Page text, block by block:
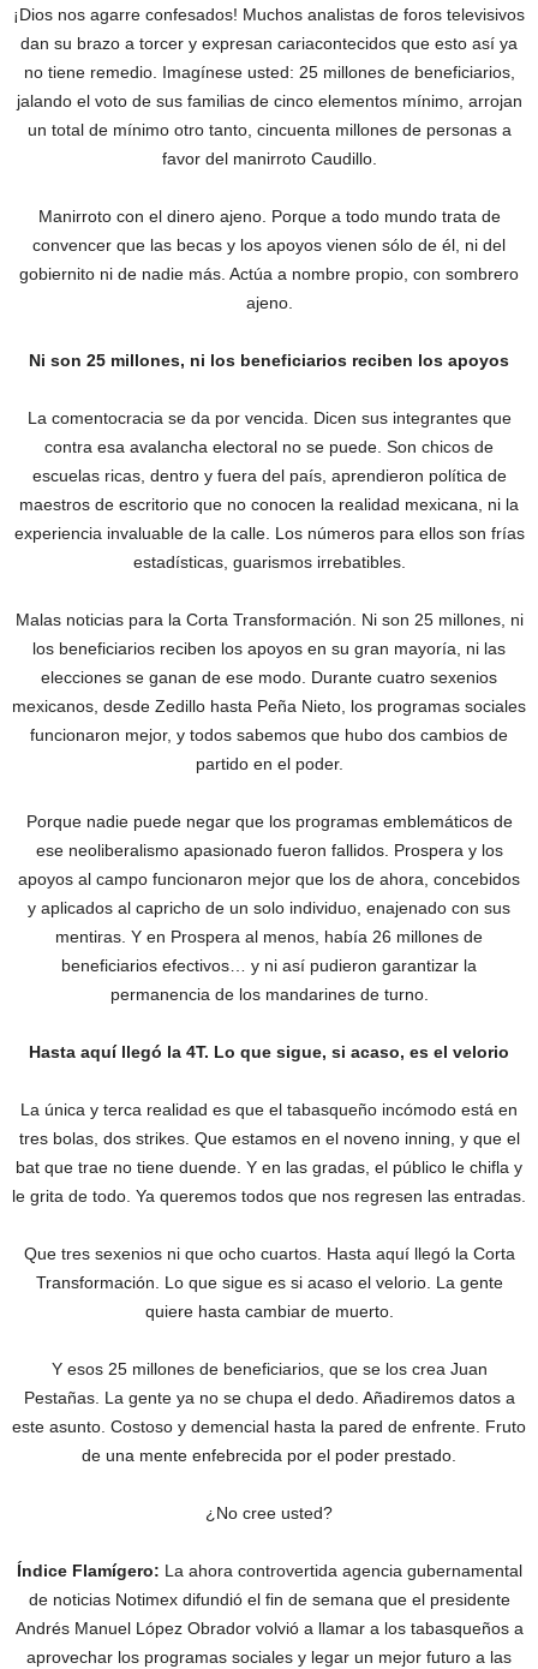
¡Dios nos agarre confesados!‎ Muchos analistas de foros televisivos
dan su brazo a torcer y expresan cariacontecidos que esto así ya
no tiene remedio. Imagínese usted: 25 millones de beneficiarios,
jalando el voto de sus familias de cinco elementos mínimo, arrojan
un total de mínimo otro tanto, cincuenta millones de personas a
favor del manirroto Caudillo.
Manirroto con el dinero ajeno. Porque a todo mundo trata de
convencer que las becas y los apoyos vienen sólo de él, ni del
gobiernito ni de nadie más. Actúa a nombre propio, con sombrero
ajeno.
Ni son 25 millones, ni los beneficiarios reciben los apoyos
La comentocracia se da por vencida. Dicen sus integrantes que
contra esa avalancha electoral no se puede. Son chicos de
escuelas ricas, dentro y fuera del país, aprendieron política de
maestros de escritorio que no conocen la realidad mexicana, ni la
experiencia invaluable de la calle. Los números para ellos son frías
estadísticas, guarismos irrebatibles.
Malas noticias para la Corta Transformación. Ni son 25 millones, ni
los beneficiarios reciben los apoyos en su gran mayoría, ni las
elecciones se ganan de ese modo. Durante cuatro sexenios
mexicanos, desde Zedillo hasta Peña Nieto, los programas sociales
funcionaron mejor, y todos sabemos que hubo dos cambios de
partido en el poder.
Porque nadie puede negar que los programas emblemáticos de
ese neoliberalismo apasionado fueron fallidos. Prospera y los
apoyos al campo funcionaron mejor que los de ahora, concebidos
y aplicados al capricho de un solo individuo, enajenado con sus
mentiras. Y en Prospera al menos, había 26 millones de
beneficiarios efectivos… y ni así pudieron garantizar la
permanencia de los mandarines de turno.
Hasta aquí llegó la 4T. Lo que sigue, si acaso, es el velorio
La única y terca realidad es que el tabasqueño incómodo está en
tres bolas, dos strikes. Que estamos en el noveno inning, y que el
bat que trae no tiene duende. Y en las gradas, el público le chifla y
le grita de todo. Ya queremos todos que nos regresen las entradas.
Que tres sexenios ni que ocho cuartos. Hasta aquí llegó la Corta
Transformación. Lo que sigue es si acaso el velorio. La gente
quiere hasta cambiar de muerto.
Y esos 25 millones de beneficiarios, que se los crea Juan
Pestañas. La gente ya no se chupa el dedo. Añadiremos datos a
este asunto. Costoso y demencial hasta la pared de enfrente. Fruto
de una mente enfebrecida por el poder prestado.
¿No cree usted?
Índice Flamígero: La ahora controvertida agencia gubernamental
de noticias Notimex difundió el fin de semana que el presidente
Andrés Manuel López Obrador volvió a llamar a los tabasqueños a
aprovechar los programas sociales y legar un mejor futuro a las